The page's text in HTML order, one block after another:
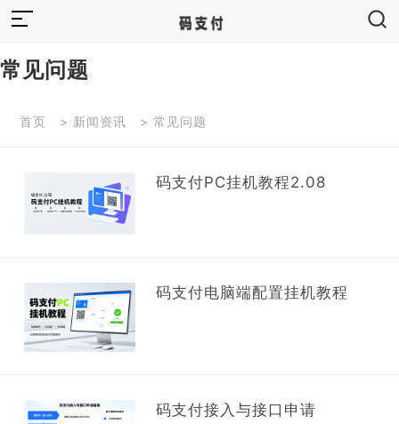
常见问题
首页 > 新闻资讯 > 常见问题
码支付PC挂机教程2.08
码支付电脑端配置挂机教程
码支付接入与接口申请